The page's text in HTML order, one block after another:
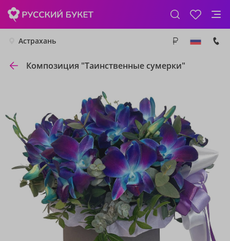
Астрахань
Композиция "Таинственные сумерки"